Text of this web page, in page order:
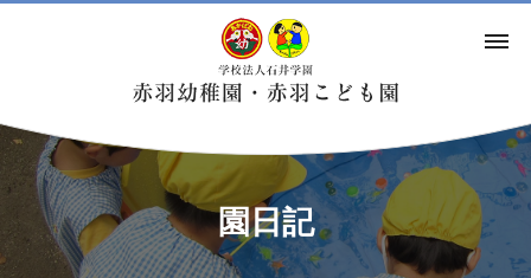
園日記